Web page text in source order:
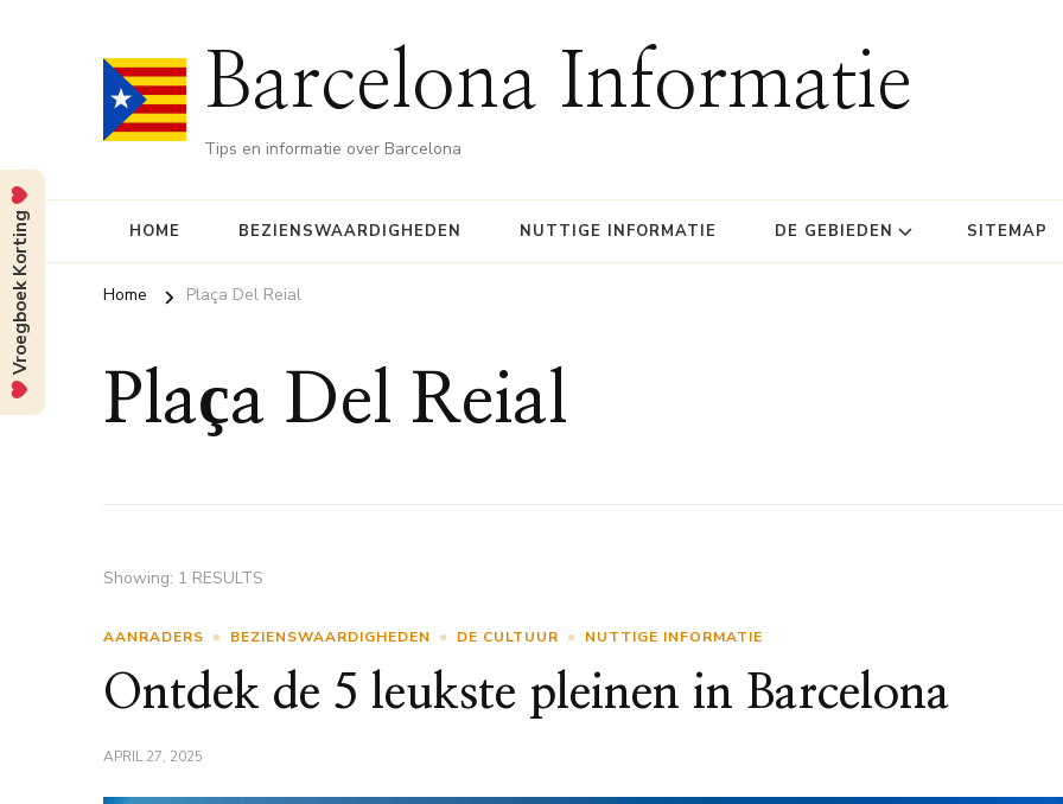
Barcelona Informatie
Tips en informatie over Barcelona
HOME BEZIENSWAARDIGHEDEN NUTTIGE INFORMATIE DE GEBIEDEN SITEMAP
Home Plaça Del Reial
Plaça Del Reial
Showing: 1 RESULTS
AANRADERS BEZIENSWAARDIGHEDEN DE CULTUUR NUTTIGE INFORMATIE
Ontdek de 5 leukste pleinen in Barcelona
APRIL 27, 2025
Vroegboek Korting